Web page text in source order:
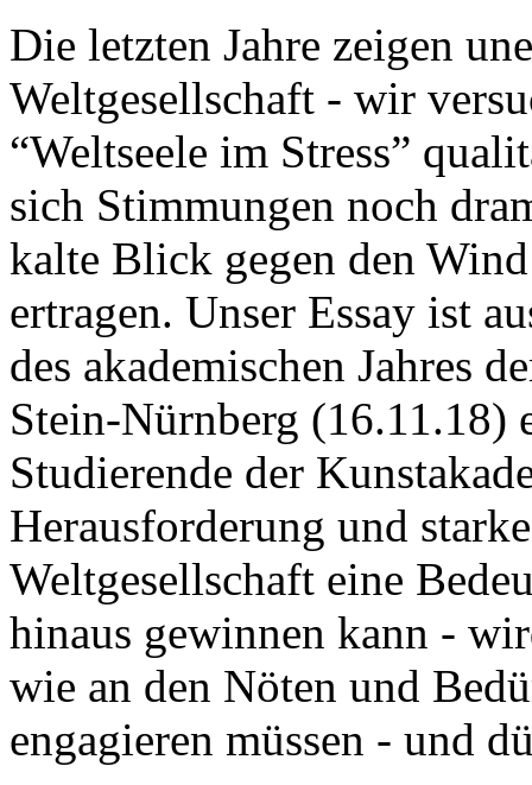
Die letzten Jahre zeigen
Weltgesellschaft - wir
“Weltseele im Stress”
sich Stimmungen noch
kalte Blick gegen den
ertragen. Unser Essay ist
des akademischen Jahres
Stein-Nürnberg (16.11.18)
Studierende der
Herausforderung und
Weltgesellschaft eine
hinaus gewinnen kann -
wie an den Nöten und
engagieren müssen - und